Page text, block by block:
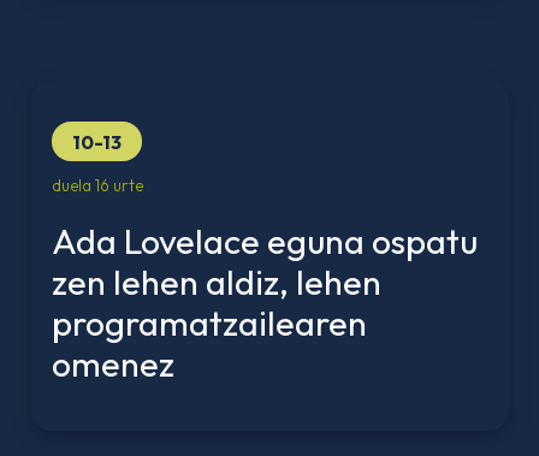
10-13
duela 16 urte
Ada Lovelace eguna ospatu
zen lehen aldiz, lehen
programatzailearen
omenez